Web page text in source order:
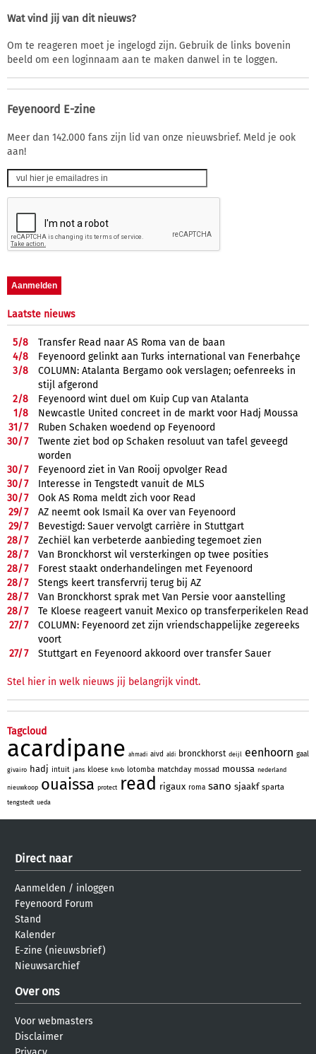
Wat vind jij van dit nieuws?
Om te reageren moet je ingelogd zijn. Gebruik de links bovenin
beeld om een loginnaam aan te maken danwel in te loggen.
Feyenoord E-zine
Meer dan 142.000 fans zijn lid van onze nieuwsbrief. Meld je ook
aan!
Laatste nieuws
5/8
Transfer Read naar AS Roma van de baan
4/8
Feyenoord gelinkt aan Turks international van Fenerbahçe
3/8
COLUMN: Atalanta Bergamo ook verslagen; oefenreeks in
stijl afgerond
2/8
Feyenoord wint duel om Kuip Cup van Atalanta
1/8
Newcastle United concreet in de markt voor Hadj Moussa
31/7
Ruben Schaken woedend op Feyenoord
30/7
Twente ziet bod op Schaken resoluut van tafel geveegd
worden
30/7
Feyenoord ziet in Van Rooij opvolger Read
30/7
Interesse in Tengstedt vanuit de MLS
30/7
Ook AS Roma meldt zich voor Read
29/7
AZ neemt ook Ismail Ka over van Feyenoord
29/7
Bevestigd: Sauer vervolgt carrière in Stuttgart
28/7
Zechiël kan verbeterde aanbieding tegemoet zien
28/7
Van Bronckhorst wil versterkingen op twee posities
28/7
Forest staakt onderhandelingen met Feyenoord
28/7
Stengs keert transfervrij terug bij AZ
28/7
Van Bronckhorst sprak met Van Persie voor aanstelling
28/7
Te Kloese reageert vanuit Mexico op transferperikelen Read
27/7
COLUMN: Feyenoord zet zijn vriendschappelijke zegereeks
voort
27/7 Stuttgart en Feyenoord akkoord over transfer Sauer
Stel hier in welk nieuws jij belangrijk vindt.
Tagcloud
acardipane ahmadi aivd aldi bronckhorst deijl eenhoorn gaal
givairo hadj intuit jans kloese knvb lotomba matchday mossad moussa nederland
nieuwkoop ouaissa protect read rigaux roma sano sjaakf sparta
tengstedt ueda
Direct naar
Aanmelden / inloggen
Feyenoord Forum
Stand
Kalender
E-zine (nieuwsbrief)
Nieuwsarchief
Over ons
Voor webmasters
Disclaimer